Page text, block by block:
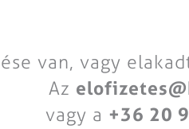
van, vagy
Az
vagy a +36 20